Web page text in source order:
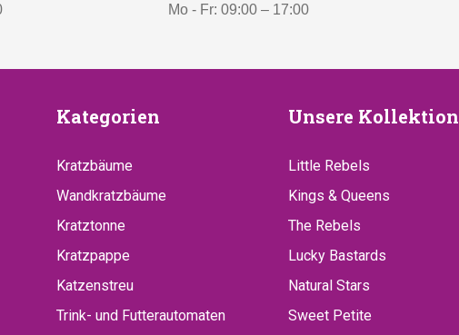
Mo - Fr: 09:00 – 17:00
Kategorien
Kategorien
Kratzbäume
Wandkratzbäume
Kratztonne
Kratzpappe
Katzenstreu
Trink- und Futterautomaten
Unsere
Kollektion
Unsere Kollektion
Little Rebels
Kings & Queens
The Rebels
Lucky Bastards
Natural Stars
Sweet Petite